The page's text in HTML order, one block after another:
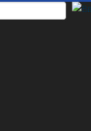
глубина фильтрация